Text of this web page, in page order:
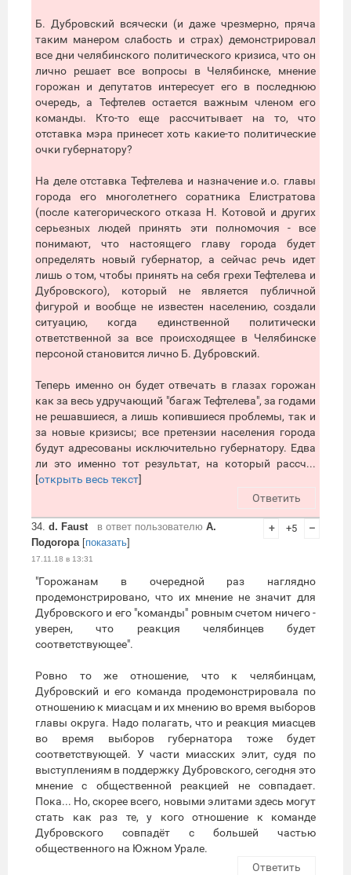
Б. Дубровский всячески (и даже чрезмерно, пряча
таким манером слабость и страх) демонстрировал
все дни челябинского политического кризиса, что он
лично решает все вопросы в Челябинске, мнение
горожан и депутатов интересует его в последнюю
очередь, а Тефтелев остается важным членом его
команды. Кто-то еще рассчитывает на то, что
отставка мэра принесет хоть какие-то политические
очки губернатору?
На деле отставка Тефтелева и назначение и.о. главы
города его многолетнего соратника Елистратова
(после категорического отказа Н. Котовой и других
серьезных людей принять эти полномочия - все
понимают, что настоящего главу города будет
определять новый губернатор, а сейчас речь идет
лишь о том, чтобы принять на себя грехи Тефтелева и
Дубровского), который не является публичной
фигурой и вообще не известен населению, создали
ситуацию, когда единственной политически
ответственной за все происходящее в Челябинске
персоной становится лично Б. Дубровский.
Теперь именно он будет отвечать в глазах горожан
как за весь удручающий "багаж Тефтелева", за годами
не решавшиеся, а лишь копившиеся проблемы, так и
за новые кризисы; все претензии населения города
будут адресованы исключительно губернатору. Едва
ли это именно тот результат, на который рассч...
[открыть весь текст]
Ответить
34. d. Faust в ответ пользователю А.
Подогора[показать]
17.11.18 в 13:31
+ +5 –
"Горожанам в очередной раз наглядно
продемонстрировано, что их мнение не значит для
Дубровского и его "команды" ровным счетом ничего -
уверен, что реакция челябинцев будет
соответствующее".
Ровно то же отношение, что к челябинцам,
Дубровский и его команда продемонстрировала по
отношению к миасцам и их мнению во время выборов
главы округа. Надо полагать, что и реакция миасцев
во время выборов губернатора тоже будет
соответствующей. У части миасских элит, судя по
выступлениям в поддержку Дубровского, сегодня это
мнение с общественной реакцией не совпадает.
Пока... Но, скорее всего, новыми элитами здесь могут
стать как раз те, у кого отношение к команде
Дубровского совпадёт с большей частью
общественного на Южном Урале.
Ответить